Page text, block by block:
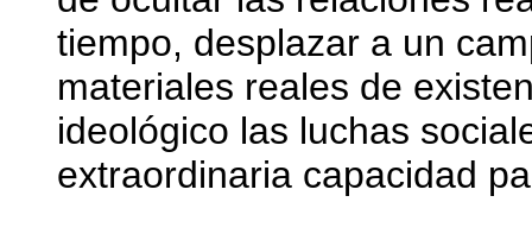
tiempo, desplazar a un
materiales reales de
ideológico las luchas
extraordinaria capacidad